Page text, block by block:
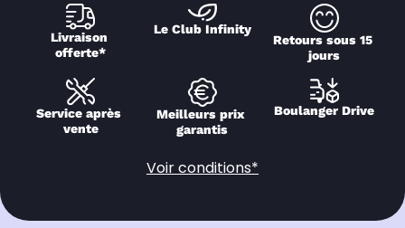
Livraison
offerte*
Le Club Infinity
Retours sous 15
jours
Service après
vente
Meilleurs prix
garantis
Boulanger Drive
Voir conditions*